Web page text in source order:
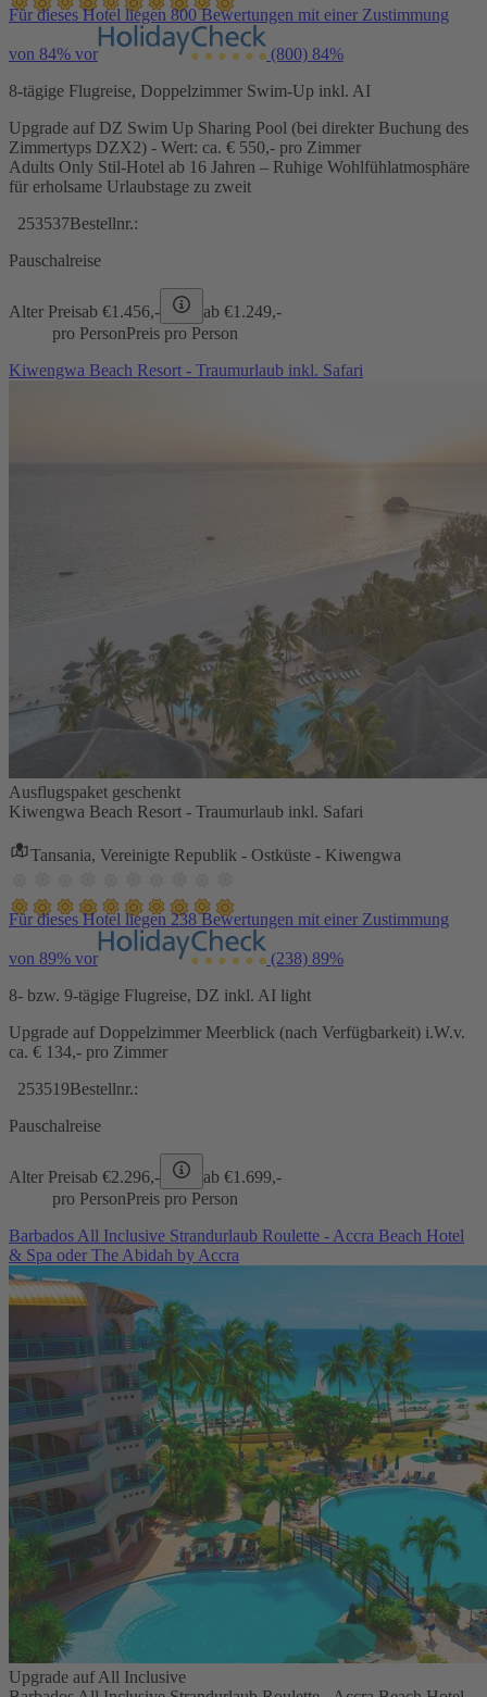
Für dieses Hotel liegen 800 Bewertungen mit einer Zustimmung
von 84% vor (800) 84%
8-tägige Flugreise, Doppelzimmer Swim-Up inkl. AI
Upgrade auf DZ Swim Up Sharing Pool (bei direkter Buchung des
Zimmertyps DZX2) - Wert: ca. € 550,- pro Zimmer
Adults Only Stil-Hotel ab 16 Jahren – Ruhige Wohlfühlatmosphäre
für erholsame Urlaubstage zu zweit
253537Bestellnr.:
Pauschalreise
Alter Preisab €1.456,- ab €1.249,-
pro PersonPreis pro Person
Kiwengwa Beach Resort - Traumurlaub inkl. Safari
Ausflugspaket geschenkt
Kiwengwa Beach Resort - Traumurlaub inkl. Safari
Tansania, Vereinigte Republik - Ostküste - Kiwengwa
Für dieses Hotel liegen 238 Bewertungen mit einer Zustimmung
von 89% vor (238) 89%
8- bzw. 9-tägige Flugreise, DZ inkl. AI light
Upgrade auf Doppelzimmer Meerblick (nach Verfügbarkeit) i.W.v.
ca. € 134,- pro Zimmer
253519Bestellnr.:
Pauschalreise
Alter Preisab €2.296,- ab €1.699,-
pro PersonPreis pro Person
Barbados All Inclusive Strandurlaub Roulette - Accra Beach Hotel
& Spa oder The Abidah by Accra
Upgrade auf All Inclusive